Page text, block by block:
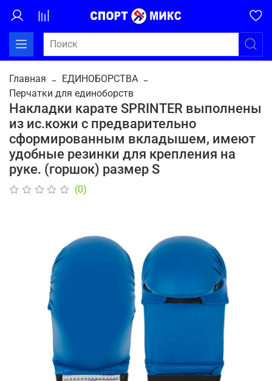
Главная
ЕДИНОБОРСТВА
Перчатки для единоборств
Накладки карате SPRINTER выполнены
из ис.кожи с предварительно
сформированным вкладышем, имеют
удобные резинки для крепления на
руке. (горшок) размер S
(0)